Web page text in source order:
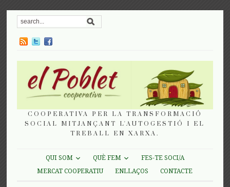
COOPERATIVA PER LA TRANSFORMACIÓ
SOCIAL MITJANÇANT L'AUTOGESTIÓ I EL
TREBALL EN XARXA.
QUI SOM QUÈ FEM
FES-TE SOCI/A
MERCAT COOPERATIU
ENLLAÇOS CONTACTE